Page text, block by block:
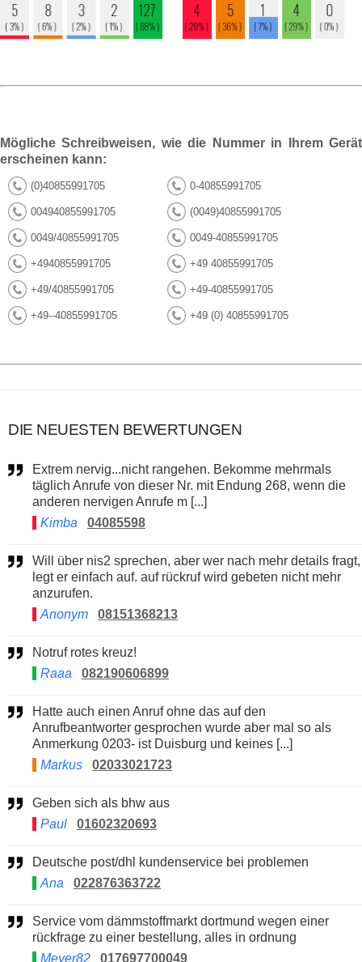
Mögliche Schreibweisen, wie die Nummer in Ihrem Gerät
erscheinen kann:
(0)40855991705 0-40855991705
004940855991705 (0049)40855991705
0049/40855991705 0049-40855991705
+4940855991705 +49 40855991705
+49/40855991705 +49-40855991705
+49--40855991705 +49 (0) 40855991705
DIE NEUESTEN BEWERTUNGEN
Extrem nervig...nicht rangehen. Bekomme mehrmals
täglich Anrufe von dieser Nr. mit Endung 268, wenn die
anderen nervigen Anrufe m [...]
Kimba
04085598
Will über nis2 sprechen, aber wer nach mehr details fragt,
legt er einfach auf. auf rückruf wird gebeten nicht mehr
anzurufen.
Anonym
08151368213
Notruf rotes kreuz!
Raaa
082190606899
Hatte auch einen Anruf ohne das auf den
Anrufbeantworter gesprochen wurde aber mal so als
Anmerkung 0203- ist Duisburg und keines [...]
Markus
02033021723
Geben sich als bhw aus
Paul
01602320693
Deutsche post/dhl kundenservice bei problemen
Ana
022876363722
Service vom dämmstoffmarkt dortmund wegen einer
rückfrage zu einer bestellung, alles in ordnung
Meyer82
017697700049